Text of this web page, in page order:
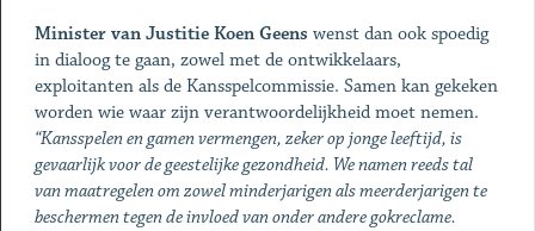
Minister van Justitie Koen Geens wenst dan ook spoedig
in dialoog te gaan, zowel met de ontwikkelaars,
exploitanten als de Kansspelcommissie. Samen kan gekeken
worden wie waar zijn verantwoordelijkheid moet nemen.
“Kansspelen en gamen vermengen, zeker op jonge leeftijd, is
gevaarlijk voor de geestelijke gezondheid. We namen reeds tal
van maatregelen om zowel minderjarigen als meerderjarigen te
beschermen tegen de invloed van onder andere gokreclame.